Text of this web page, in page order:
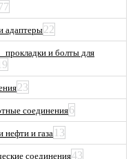
адаптеры22
прокладки и болты для
23
соединения6
и газа13
соединения43